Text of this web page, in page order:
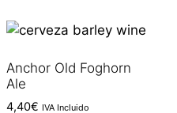
Anchor Old Foghorn
Ale
4,40€ IVA Incluido